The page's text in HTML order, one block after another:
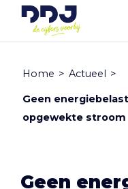
Home > Actueel >
Geen
opgewekte stroom
Geen